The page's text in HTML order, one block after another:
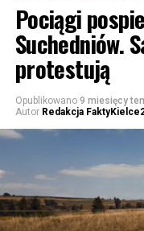
Pociągi
Suchedniów.
protestują
Opublikowano 9 miesięcy
Autor Redakcja